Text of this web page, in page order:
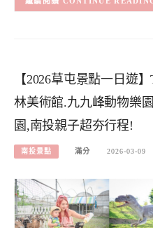
【2026草屯景點一日遊
林美術館.九九峰動物樂
園,南投親子超夯行程!
南投景點 滿分 2026-03-09